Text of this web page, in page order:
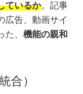
ているか。記事
広告、動画サイ
、 機能の親和
合）